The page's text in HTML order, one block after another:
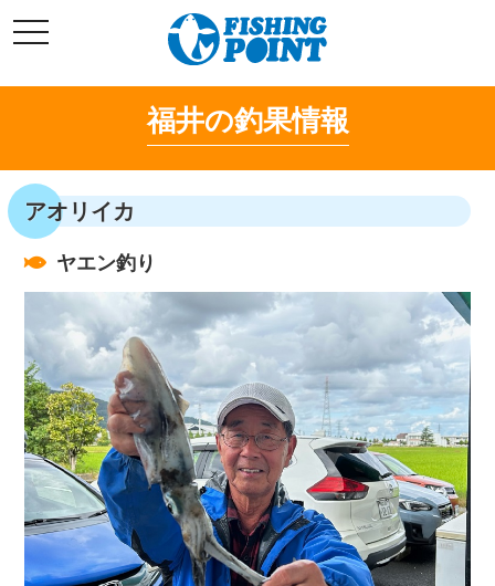
ン
ン
ス
キ
ッ
t
o
l
g
t
o
n
福井の釣果情報
アオリイカ
ヤエン釣り